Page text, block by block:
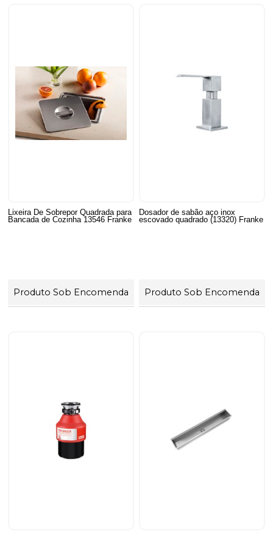
Lixeira De Sobrepor Quadrada para
Bancada de Cozinha 13546 Franke
Produto Sob Encomenda
Dosador de sabão aço inox
escovado quadrado (13320) Franke
Produto Sob Encomenda